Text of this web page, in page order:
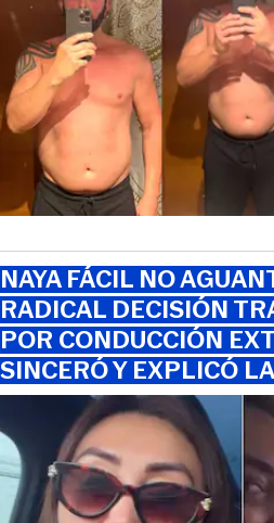
NAYA FÁCIL NO
RADICAL DECISIÓN
POR CONDUCCIÓN
SINCERÓ Y EXPLICÓ